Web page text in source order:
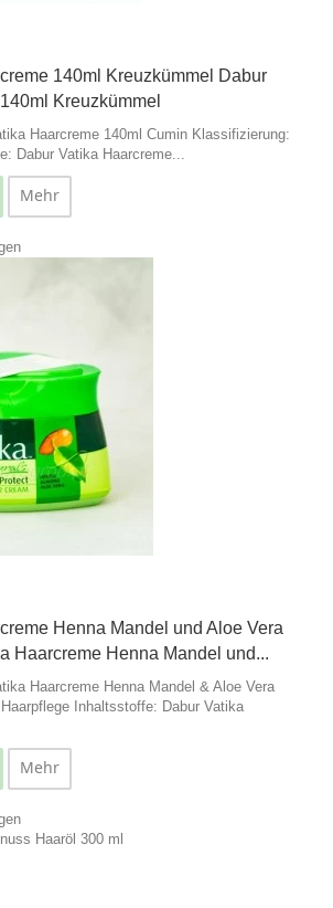
140ml Kreuzkümmel Dabur
Kreuzkümmel
Haarcreme 140ml Cumin Klassifizierung:
Dabur Vatika Haarcreme...
Mehr
Henna Mandel und Aloe Vera
Haarcreme Henna Mandel und...
Haarcreme Henna Mandel & Aloe Vera
Inhaltsstoffe: Dabur Vatika
Mehr